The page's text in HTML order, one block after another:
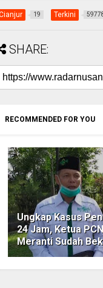
19 Terkini
SHARE:
RECOMMENDED FOR YOU
Ungkap Kasus
24 Jam, Ketua
Meranti Sudah